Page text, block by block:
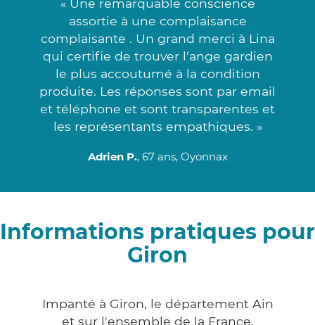
« Une remarquable conscience
assortie à une complaisance
complaisante . Un grand merci à Lina
qui certifie de trouver l'ange gardien
le plus accoutumé à la condition
produite. Les réponses sont par email
et téléphone et sont transparentes et
les représentants empathiques. »
Adrien P., 67 ans, Oyonnax
Informations pratiques pour
Giron
Impanté à Giron, le département Ain
et sur l'ensemble de la France,